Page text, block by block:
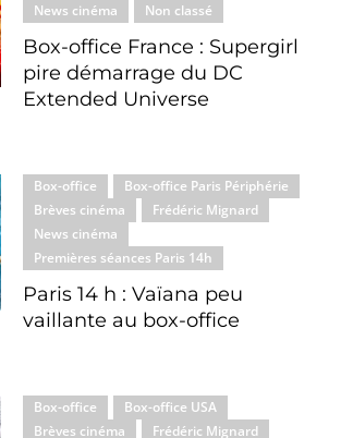
News cinéma Non classé
Box-office France : Supergirl
pire démarrage du DC
Extended Universe
Box-office
Box-office Paris Périphérie
Brèves cinéma
Frédéric Mignard
News cinéma
Premières séances Paris 14h
Paris 14 h : Vaïana peu
vaillante au box-office
Box-office
Box-office USA
Brèves cinéma
Frédéric Mignard